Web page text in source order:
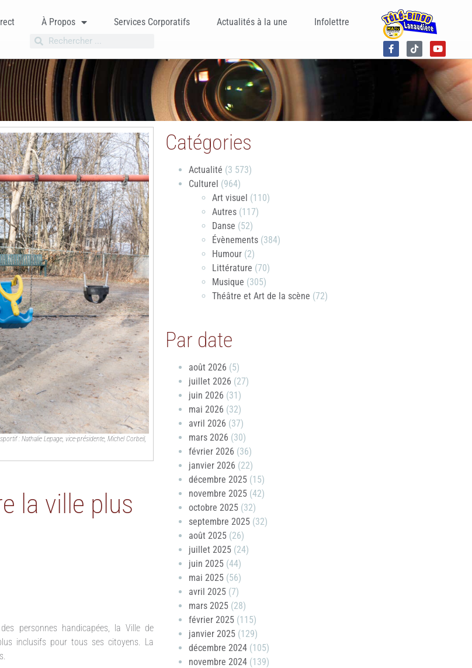
À Propos Services Corporatifs Actualités à la une Infolettre
: Nathalie Lepage, vice-présidente, Michel Corbeil,
la ville plus
personnes handicapées, la Ville de
inclusifs pour tous ses citoyens. La
Catégories
Actualité (3 573)
Culturel (964)
Art visuel (110)
Autres (117)
Danse (52)
Évènements (384)
Humour (2)
Littérature (70)
Musique (305)
Théâtre et Art de la scène (72)
Par date
août 2026 (5)
juillet 2026 (27)
juin 2026 (31)
mai 2026 (32)
avril 2026 (37)
mars 2026 (30)
février 2026 (36)
janvier 2026 (22)
décembre 2025 (15)
novembre 2025 (42)
octobre 2025 (32)
septembre 2025 (32)
août 2025 (26)
juillet 2025 (24)
juin 2025 (44)
mai 2025 (56)
avril 2025 (7)
mars 2025 (28)
février 2025 (115)
janvier 2025 (129)
décembre 2024 (105)
novembre 2024 (139)